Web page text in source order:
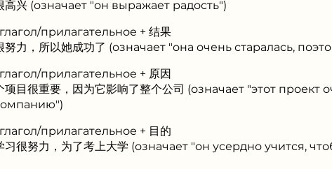
兴 (означает "он выражает радость")
прилагательное + 结果
力，所以她成功了 (означает "она очень старалась,
прилагательное + 原因
目很重要，因为它影响了整个公司 (означает "этот
прилагательное + 目的
很努力，为了考上大学 (означает "он усердно учится,